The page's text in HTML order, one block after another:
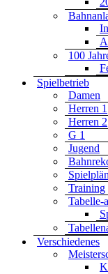
100
Spielbetrieb
Damen
Herren 1
Herren 2
G 1
Jugend
Training
Tabelle-
Verschiedenes